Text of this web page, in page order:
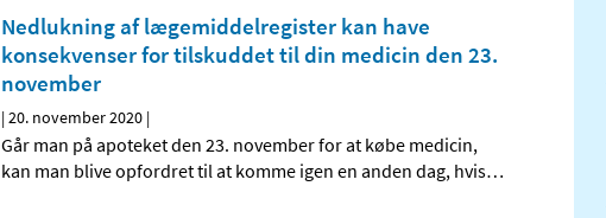
Nedlukning af lægemiddelregister kan have
konsekvenser for tilskuddet til din medicin den 23.
november
|20. november 2020 |
Går man på apoteket den 23. november for at købe medicin,
kan man blive opfordret til at komme igen en anden dag, hvis…